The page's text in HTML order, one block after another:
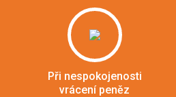
Při nespokojenosti
vrácení peněz